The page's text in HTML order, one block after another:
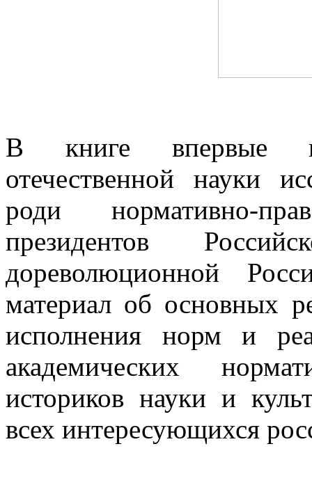
В книге впервые в
отечественной науки
роди нормативно-
президентов
дореволюционной
материал об основных
исполнения норм и
академических
историков науки и
всех интересующихся